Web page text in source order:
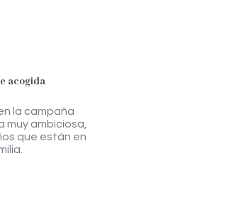
acogida
la campaña
muy ambiciosa,
que están en